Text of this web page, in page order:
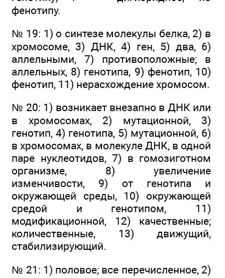
фенотипу.
№ 19: 1) о синтезе молекулы белка, 2) в
хромосоме, 3) ДНК, 4) ген, 5) два, 6)
аллельными, 7) противоположные; в
аллельных, 8) генотипа, 9) фенотип, 10)
фенотип, 11) нерасхождение хромосом.
№ 20: 1) возникает внезапно в ДНК или
в хромосомах, 2) мутационной, 3)
генотип, 4) генотипа, 5) мутационной, 6)
в хромосомах, в молекуле ДНК, в одной
паре нуклеотидов, 7) в гомозиготном
организме, 8) увеличение
изменчивости, 9) от генотипа и
окружающей среды, 10) окружающей
средой и генотипом, 11)
модификационной, 12) качественные;
количественные, 13) движущий,
стабилизирующий.
№ 21: 1) половое; все перечисленное, 2)